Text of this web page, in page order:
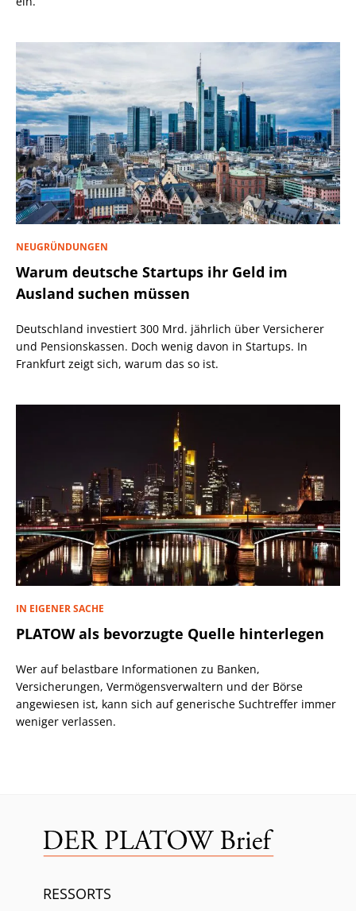
NEUGRÜNDUNGEN
Warum deutsche Startups ihr Geld im
Ausland suchen müssen
Deutschland investiert 300 Mrd. jährlich über Versicherer
und Pensionskassen. Doch wenig davon in Startups. In
Frankfurt zeigt sich, warum das so ist.
IN EIGENER SACHE
PLATOW als bevorzugte Quelle hinterlegen
Wer auf belastbare Informationen zu Banken,
Versicherungen, Vermögensverwaltern und der Börse
angewiesen ist, kann sich auf generische Suchtreffer immer
weniger verlassen.
RESSORTS